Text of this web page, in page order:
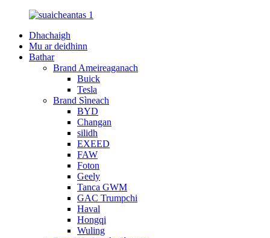
Dhachaigh
Mu ar deidhinn
Bathar
Brand Ameireaganach
Buick
Tesla
Brand Sìneach
BYD
Changan
silidh
EXEED
FAW
Foton
Geely
Tanca GWM
GAC Trumpchi
Haval
Hongqi
Wuling